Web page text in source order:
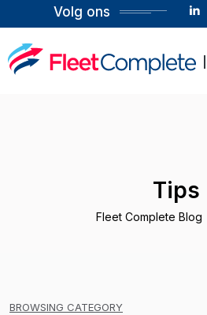
Volg ons
Tips
Fleet Complete Blog
BROWSING CATEGORY